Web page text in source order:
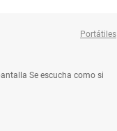
Portátiles
Se escucha como si